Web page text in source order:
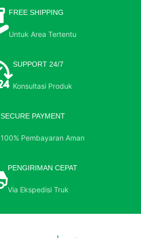
FREE SHIPPING
Untuk Area Tertentu
SUPPORT 24/7
Konsultasi Produk
SECURE PAYMENT
100% Pembayaran Aman
PENGIRIMAN CEPAT
Via Ekspedisi Truk